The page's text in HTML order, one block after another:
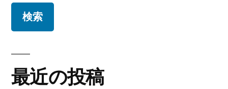
し
最近の投稿